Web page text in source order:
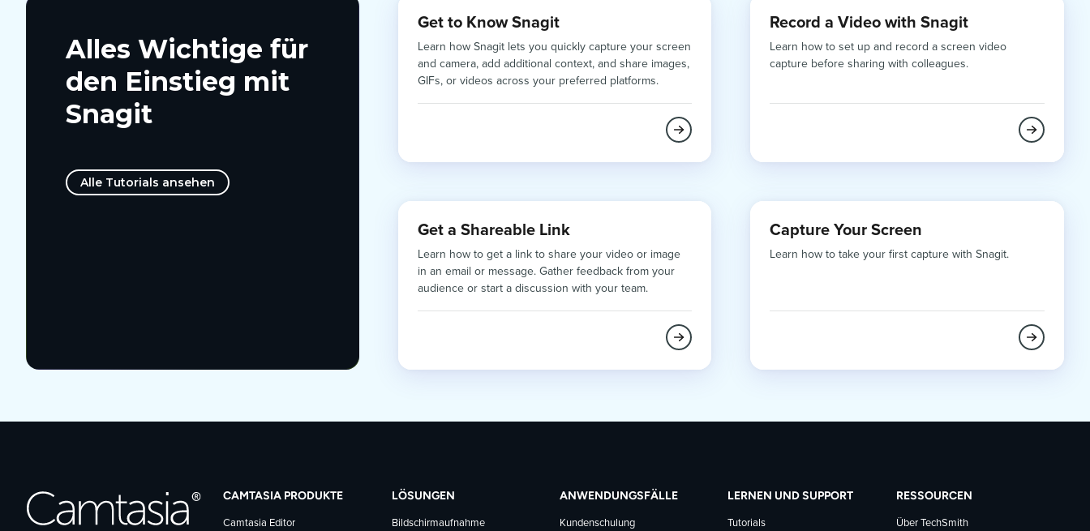
Alles Wichtige für
den Einstieg mit
Snagit
Alle Tutorials ansehen
Get to Know Snagit
Learn how Snagit lets you quickly capture your screen
and camera, add additional context, and share images,
GIFs, or videos across your preferred platforms.
Record a Video with Snagit
Learn how to set up and record a screen video
capture before sharing with colleagues.
Get a Shareable Link
Learn how to get a link to share your video or image
in an email or message. Gather feedback from your
audience or start a discussion with your team.
Capture Your Screen
Learn how to take your first capture with Snagit.
CAMTASIA PRODUKTE
Camtasia Editor
LÖSUNGEN
Bildschirmaufnahme
ANWENDUNGSFÄLLE
Kundenschulung
LERNEN UND SUPPORT
Tutorials
RESSOURCEN
Über TechSmith